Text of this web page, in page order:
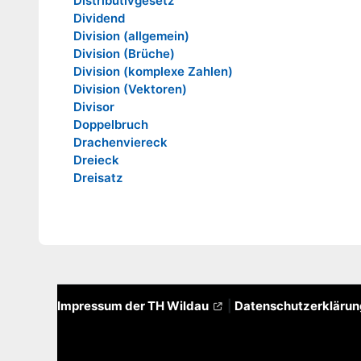
Dividend
Division (allgemein)
Division (Brüche)
Division (komplexe Zahlen)
Division (Vektoren)
Divisor
Doppelbruch
Drachenviereck
Dreieck
Dreisatz
Impressum der TH Wildau